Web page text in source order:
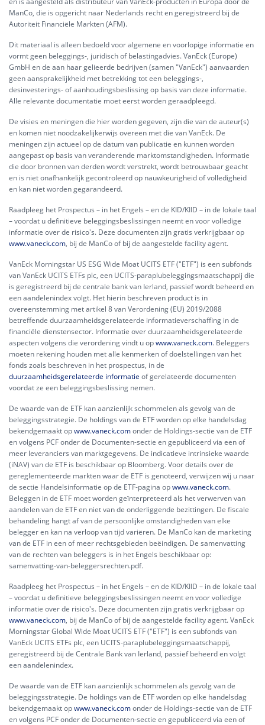
ManCo, die is opgericht naar Nederlands recht en geregistreerd bij de
Autoriteit Financiële Markten (AFM).
Dit materiaal is alleen bedoeld voor algemene en voorlopige informatie en
vormt geen beleggings-, juridisch of belastingadvies. VanEck (Europe)
GmbH en de aan haar gelieerde bedrijven (samen "VanEck") aanvaarden
geen aansprakelijkheid met betrekking tot een beleggings-,
desinvesterings- of aanhoudingsbeslissing op basis van deze informatie.
Alle relevante documentatie moet eerst worden geraadpleegd.
De visies en meningen die hier worden gegeven, zijn die van de auteur(s)
en komen niet noodzakelijkerwijs overeen met die van VanEck. De
meningen zijn actueel op de datum van publicatie en kunnen worden
aangepast op basis van veranderende marktomstandigheden. Informatie
die door bronnen van derden wordt verstrekt, wordt betrouwbaar geacht
en is niet onafhankelijk gecontroleerd op nauwkeurigheid of volledigheid
en kan niet worden gegarandeerd.
Raadpleeg het Prospectus – in het Engels – en de KID/KIID – in de lokale taal
– voordat u definitieve beleggingsbeslissingen neemt en voor volledige
informatie over de risico's. Deze documenten zijn gratis verkrijgbaar op
www.vaneck.com, bij de ManCo of bij de aangestelde facility agent.
VanEck Morningstar US ESG Wide Moat UCITS ETF ("ETF") is een subfonds
van VanEck UCITS ETFs plc, een UCITS-paraplubeleggingsmaatschappij die
is geregistreerd bij de centrale bank van Ierland, passief wordt beheerd en
een aandelenindex volgt. Het hierin beschreven product is in
overeenstemming met artikel 8 van Verordening (EU) 2019/2088
betreffende duurzaamheidsgerelateerde informatieverschaffing in de
financiële dienstensector. Informatie over duurzaamheidsgerelateerde
aspecten volgens die verordening vindt u opwww.vaneck.com. Beleggers
moeten rekening houden met alle kenmerken of doelstellingen van het
fonds zoals beschreven in het prospectus, in de
duurzaamheidsgerelateerde informatie of gerelateerde documenten
voordat ze een beleggingsbeslissing nemen.
De waarde van de ETF kan aanzienlijk schommelen als gevolg van de
beleggingsstrategie. De holdings van de ETF worden op elke handelsdag
bekendgemaakt opwww.vaneck.comonder de Holdings-sectie van de ETF
en volgens PCF onder de Documenten-sectie en gepubliceerd via een of
meer leveranciers van marktgegevens. De indicatieve intrinsieke waarde
(iNAV) van de ETF is beschikbaar op Bloomberg. Voor details over de
gereglementeerde markten waar de ETF is genoteerd, verwijzen wij u naar
de sectie Handelsinformatie op de ETF-pagina opwww.vaneck.com.
Beleggen in de ETF moet worden geïnterpreteerd als het verwerven van
aandelen van de ETF en niet van de onderliggende bezittingen. De fiscale
behandeling hangt af van de persoonlijke omstandigheden van elke
belegger en kan na verloop van tijd variëren. De ManCo kan de marketing
van de ETF in een of meer rechtsgebieden beëindigen. De samenvatting
van de rechten van beleggers is in het Engels beschikbaar op:
samenvatting-van-beleggersrechten.pdf.
Raadpleeg het Prospectus – in het Engels – en de KID/KIID – in de lokale taal
– voordat u definitieve beleggingsbeslissingen neemt en voor volledige
informatie over de risico's. Deze documenten zijn gratis verkrijgbaar op
www.vaneck.com, bij de ManCo of bij de aangestelde facility agent. VanEck
Morningstar Global Wide Moat UCITS ETF ("ETF") is een subfonds van
VanEck UCITS ETFs plc, een UCITS-paraplubeleggingsmaatschappij,
geregistreerd bij de Centrale Bank van Ierland, passief beheerd en volgt
een aandelenindex.
De waarde van de ETF kan aanzienlijk schommelen als gevolg van de
beleggingsstrategie. De holdings van de ETF worden op elke handelsdag
bekendgemaakt opwww.vaneck.comonder de Holdings-sectie van de ETF
en volgens PCF onder de Documenten-sectie en gepubliceerd via een of